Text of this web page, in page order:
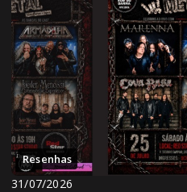
Resenhas
31/07/2026